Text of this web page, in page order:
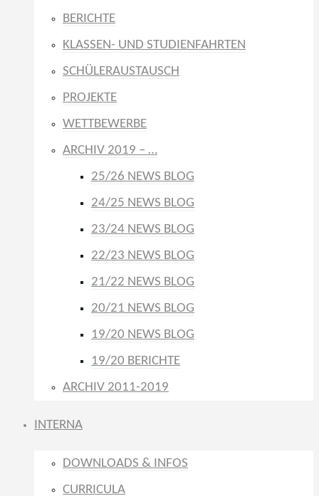
BERICHTE
KLASSEN- UND STUDIENFAHRTEN
SCHÜLERAUSTAUSCH
PROJEKTE
WETTBEWERBE
ARCHIV 2019 – …
25/26 NEWS BLOG
24/25 NEWS BLOG
23/24 NEWS BLOG
22/23 NEWS BLOG
21/22 NEWS BLOG
20/21 NEWS BLOG
19/20 NEWS BLOG
19/20 BERICHTE
ARCHIV 2011-2019
INTERNA
DOWNLOADS & INFOS
CURRICULA